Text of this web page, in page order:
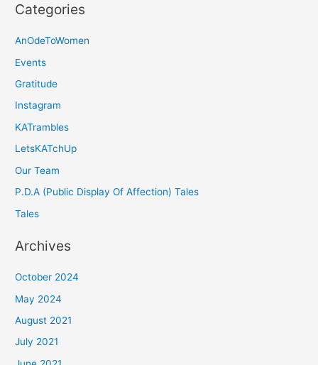
Categories
AnOdeToWomen
Events
Gratitude
Instagram
KATrambles
LetsKATchUp
Our Team
P.D.A (Public Display Of Affection) Tales
Tales
Archives
October 2024
May 2024
August 2021
July 2021